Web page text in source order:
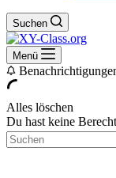
Suchen
Menü
Alles löschen
Du hast keine